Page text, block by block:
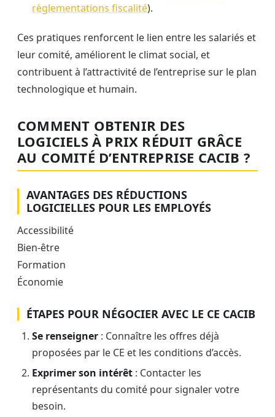
règlementations fiscalité).
Ces pratiques renforcent le lien entre les salariés et
leur comité, améliorent le climat social, et
contribuent à l’attractivité de l’entreprise sur le plan
technologique et humain.
COMMENT OBTENIR DES
LOGICIELS À PRIX RÉDUIT GRÂCE
AU COMITÉ D’ENTREPRISE CACIB ?
AVANTAGES DES RÉDUCTIONS
LOGICIELLES POUR LES EMPLOYÉS
Accessibilité
Bien-être
Formation
Économie
ÉTAPES POUR NÉGOCIER AVEC LE CE CACIB
Se renseigner : Connaître les offres déjà
proposées par le CE et les conditions d’accès.
Exprimer son intérêt : Contacter les
représentants du comité pour signaler votre
besoin.